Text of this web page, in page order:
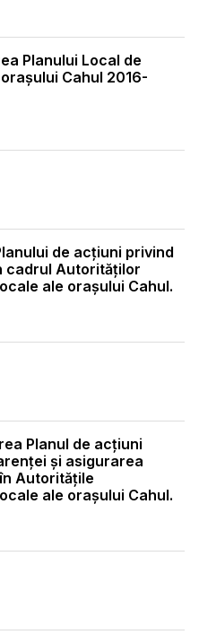
Planului Local de
Cahul 2016-
de acţiuni privind
cadrul Autorităţilor
ale oraşului Cahul.
Planul de acţiuni
şi asigurarea
Autorităţile
ale orașului Cahul.